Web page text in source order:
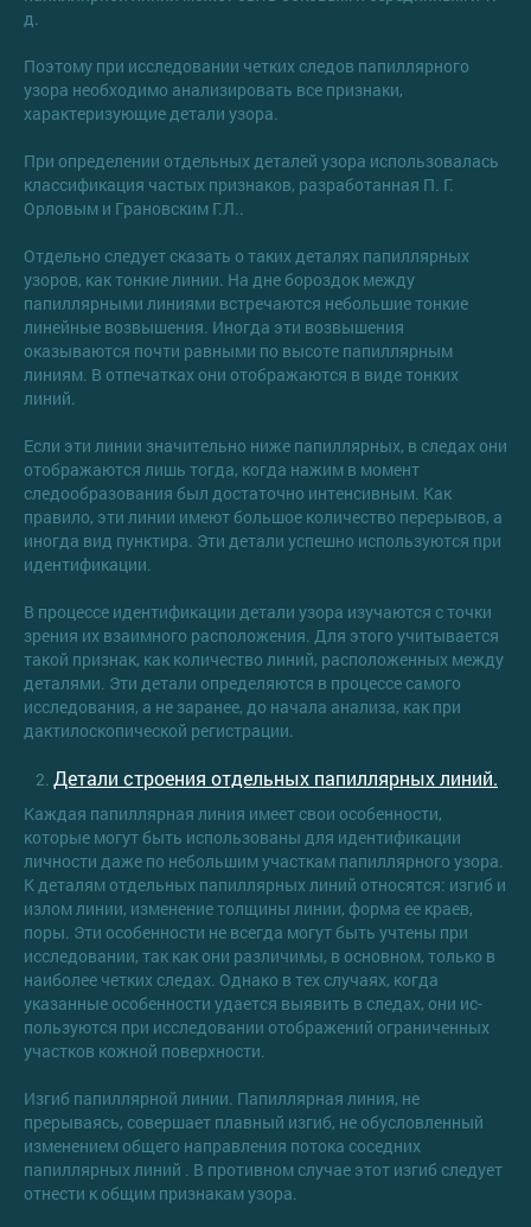
д.
Поэтому при исследовании четких следов папиллярного
узора необходимо анализировать все признаки,
характеризующие детали узора.
При определении отдельных деталей узора использовалась
классификация частых признаков, разработанная П. Г.
Орловым и Грановским Г.Л..
Отдельно следует сказать о таких деталях папиллярных
узоров, как тонкие линии. На дне бороздок между
папиллярными линиями встречаются небольшие тонкие
линейные возвышения. Иногда эти возвышения
оказываются почти равными по высоте папиллярным
линиям. В отпечатках они отображаются в виде тонких
линий.
Если эти линии значительно ниже папиллярных, в следах они
отображаются лишь тогда, когда нажим в момент
следообразования был достаточно интенсивным. Как
правило, эти линии имеют большое количество перерывов, а
иногда вид пунктира. Эти детали успешно используются при
идентификации.
В процессе идентификации детали узора изучаются с точки
зрения их взаимного расположения. Для этого учитывается
такой признак, как количество линий, расположенных между
деталями. Эти детали определяются в процессе самого
исследования, а не заранее, до начала анализа, как при
дактилоскопической регистрации.
Детали строения отдельных папиллярных линий.
Каждая папиллярная линия имеет свои особенности,
которые могут быть использованы для идентификации
личности даже по небольшим участкам папиллярного узора.
К деталям отдельных папиллярных линий относятся: изгиб и
излом линии, изменение толщины линии, форма ее краев,
поры. Эти особенности не всегда могут быть учтены при
исследовании, так как они различимы, в основном, только в
наиболее четких следах. Однако в тех случаях, когда
указанные особенности удается выявить в следах, они ис­
пользуются при исследовании отображений ограниченных
участков кожной поверхности.
Изгиб папиллярной линии. Папиллярная линия, не
прерываясь, совершает плавный изгиб, не обусловленный
изменением общего направления потока соседних
папиллярных линий . В противном случае этот изгиб следует
отнести к общим признакам узора.